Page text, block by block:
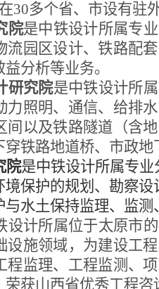
30多个省、市设有驻
院是中铁设计所属专
流园区设计、铁路配
分析等业务。
研究院是中铁设计所
力照明、通信、给排
间以及铁路隧道（含
穿铁路地道桥、市政
院是中铁设计所属专
保护的规划、勘察
与水土保持监理、监
设计所属位于太原市
设施领域，为建设工
程监理、工程监测、
获山西省优秀工程咨